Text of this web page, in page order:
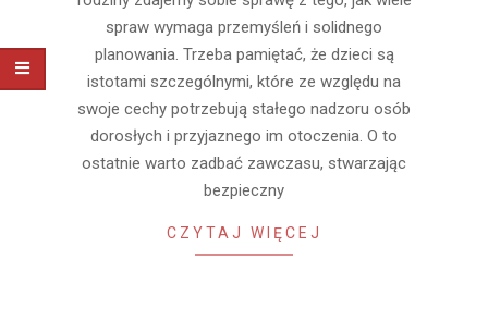
spraw wymaga przemyśleń i solidnego
planowania. Trzeba pamiętać, że dzieci są
istotami szczególnymi, które ze względu na
swoje cechy potrzebują stałego nadzoru osób
dorosłych i przyjaznego im otoczenia. O to
ostatnie warto zadbać zawczasu, stwarzając
bezpieczny
CZYTAJ WIĘCEJ